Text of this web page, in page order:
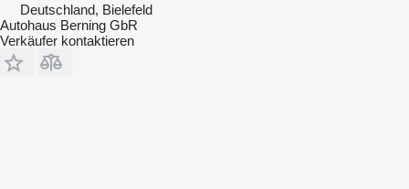
Deutschland, Bielefeld
Autohaus Berning GbR
Verkäufer kontaktieren